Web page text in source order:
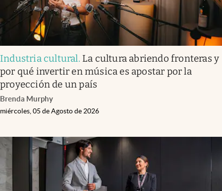
Industria cultural. La cultura abriendo fronteras y
por qué invertir en música es apostar por la
proyección de un país
Brenda Murphy
miércoles, 05 de Agosto de 2026